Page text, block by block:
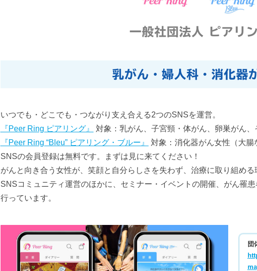
一般社団法人 ピアリ
乳がん・婦人科・消化器
いつでも・どこでも・つながり支え合える2つのSNSを運営。
『Peer Ring ピアリング』
対象：乳がん、子宮頸・体がん、卵巣がん
『Peer Ring “Bleu” ピアリング・ブルー』
対象：消化器がん女性（大腸
SNSの会員登録は無料です。まずは見に来てください！
がんと向き合う女性が、笑顔と自分らしさを失わず、治療に取り組める
SNSコミュニティ運営のほかに、セミナー・イベントの開催、がん罹
行っています。
団
ma